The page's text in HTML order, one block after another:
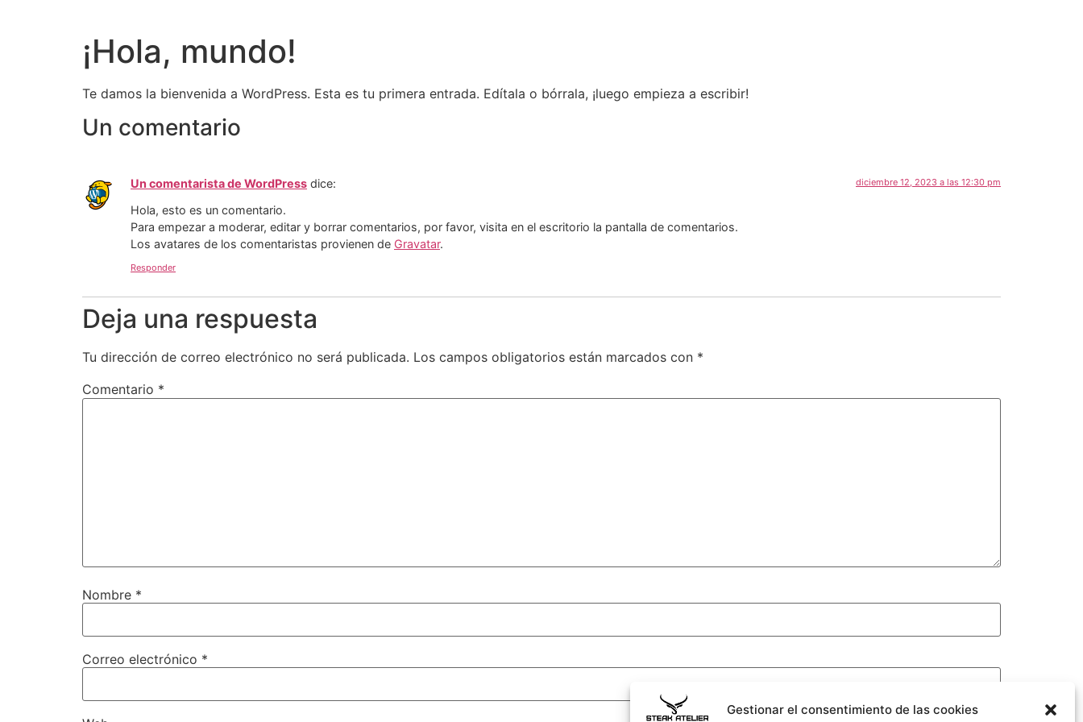
Gestionar el consentimiento de las cookies
¡Hola, mundo!
Te damos la bienvenida a WordPress. Esta es tu primera entrada. Edítala o bórrala, ¡luego empieza a escribir!
Un comentario
Un comentarista de WordPress dice: diciembre 12, 2023 a las 12:30 pm
Hola, esto es un comentario.
Para empezar a moderar, editar y borrar comentarios, por favor, visita en el escritorio la pantalla de comentarios.
Los avatares de los comentaristas provienen de Gravatar.
Responder
Deja una respuesta
Tu dirección de correo electrónico no será publicada. Los campos obligatorios están marcados con *
Comentario *
Nombre *
Correo electrónico *